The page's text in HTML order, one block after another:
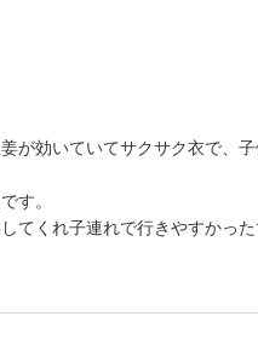
が効いていてサクサク衣で、
す。
てくれ子連れで行きやすかっ